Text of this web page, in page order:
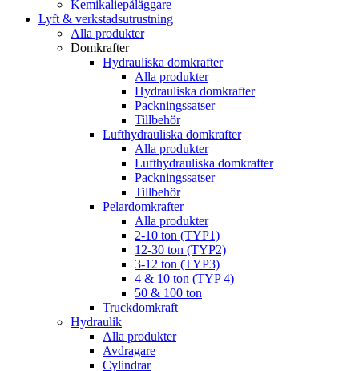
Kemikaliepåläggare
Lyft & verkstadsutrustning
Alla produkter
Domkrafter
Hydrauliska domkrafter
Alla produkter
Hydrauliska domkrafter
Packningssatser
Tillbehör
Lufthydrauliska domkrafter
Alla produkter
Lufthydrauliska domkrafter
Packningssatser
Tillbehör
Pelardomkrafter
Alla produkter
2-10 ton (TYP1)
12-30 ton (TYP2)
3-12 ton (TYP3)
4 & 10 ton (TYP 4)
50 & 100 ton
Truckdomkraft
Hydraulik
Alla produkter
Avdragare
Cylindrar